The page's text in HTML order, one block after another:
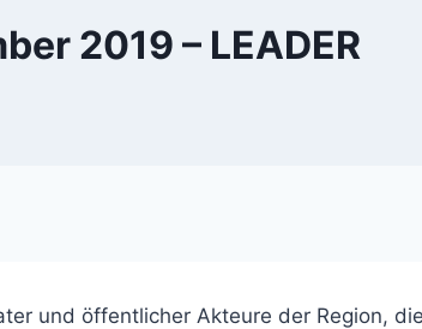
2019 – LEADER
und öffentlicher Akteure der Region,